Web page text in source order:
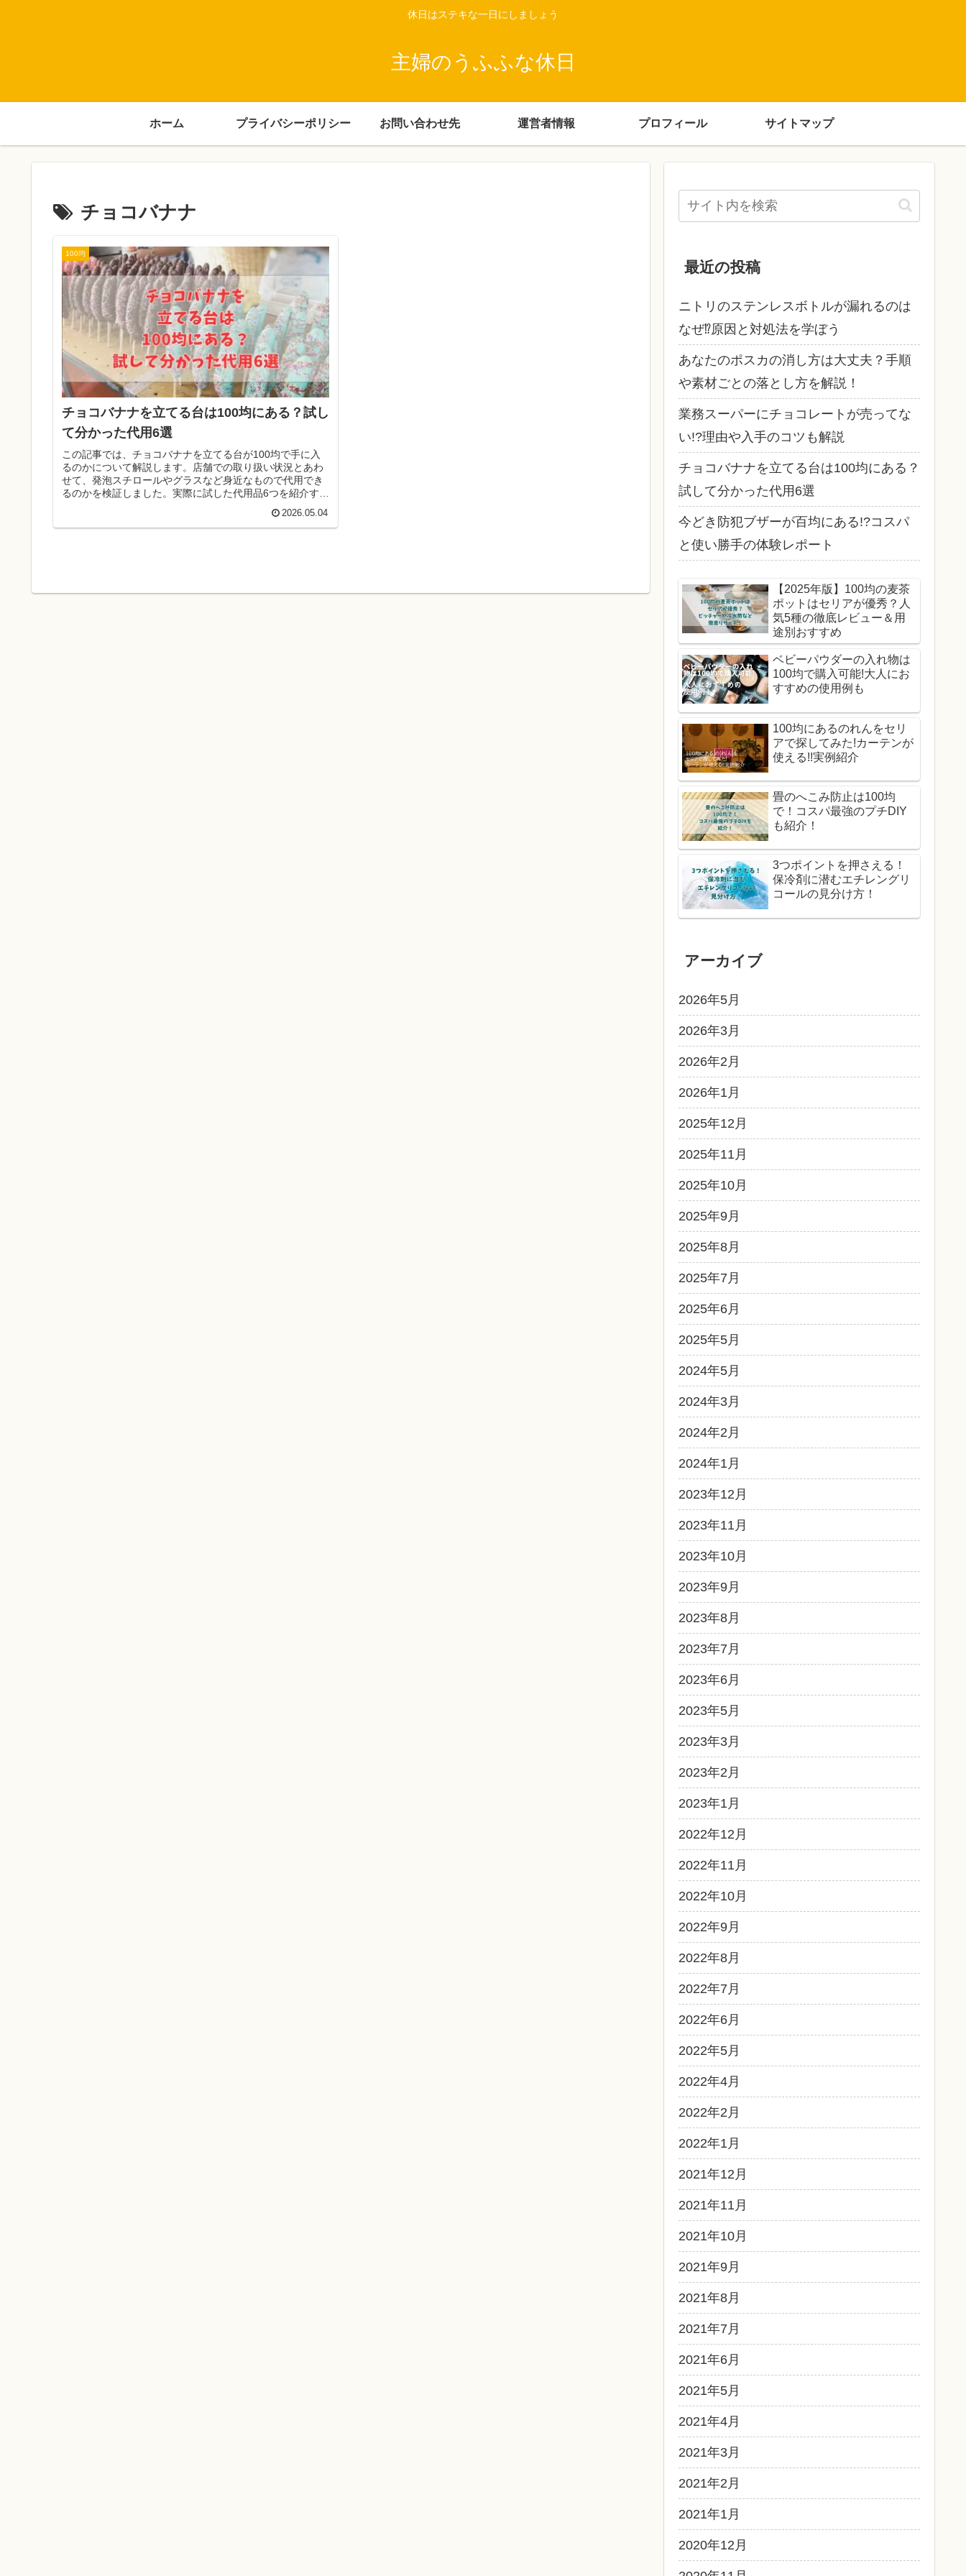
休日はステキな一日にしましょう
主婦のうふふな休日
ホーム プライバシーポリシー お問い合わせ先 運営者情報 プロフィール サイトマップ
チョコバナナ
100均
チョコバナナを立てる台は100均にある？試し
て分かった代用6選
この記事では、チョコバナナを立てる台が100均で手に入
るのかについて解説します。店舗での取り扱い状況とあわ
せて、発泡スチロールやグラスなど身近なもので代用でき
るのかを検証しました。実際に試した代用品6つを紹介する
2026.05.04
最近の投稿
ニトリのステンレスボトルが漏れるのは
なぜ⁉原因と対処法を学ぼう
あなたのポスカの消し方は大丈夫？手順
や素材ごとの落とし方を解説！
業務スーパーにチョコレートが売ってな
い!?理由や入手のコツも解説
チョコバナナを立てる台は100均にある？
試して分かった代用6選
今どき防犯ブザーが百均にある!?コスパ
と使い勝手の体験レポート
【2025年版】100均の麦茶
ポットはセリアが優秀？人
気5種の徹底レビュー＆用
途別おすすめ
ベビーパウダーの入れ物は
100均で購入可能!大人にお
すすめの使用例も
100均にあるのれんをセリ
アで探してみた!カーテンが
使える!!実例紹介
畳のへこみ防止は100均
で！コスパ最強のプチDIY
も紹介！
3つポイントを押さえる！
保冷剤に潜むエチレングリ
コールの見分け方！
アーカイブ
2026年5月
2026年3月
2026年2月
2026年1月
2025年12月
2025年11月
2025年10月
2025年9月
2025年8月
2025年7月
2025年6月
2025年5月
2024年5月
2024年3月
2024年2月
2024年1月
2023年12月
2023年11月
2023年10月
2023年9月
2023年8月
2023年7月
2023年6月
2023年5月
2023年3月
2023年2月
2023年1月
2022年12月
2022年11月
2022年10月
2022年9月
2022年8月
2022年7月
2022年6月
2022年5月
2022年4月
2022年2月
2022年1月
2021年12月
2021年11月
2021年10月
2021年9月
2021年8月
2021年7月
2021年6月
2021年5月
2021年4月
2021年3月
2021年2月
2021年1月
2020年12月